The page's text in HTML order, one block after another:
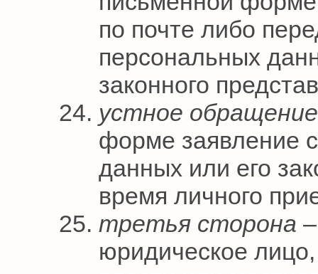
по почте либо
персональных
законного
устное обращение
форме заявление
данных или его
время личного
третья сторона
юридическое лицо,